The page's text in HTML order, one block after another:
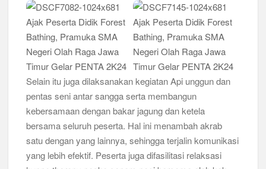
Selain itu juga dilaksanakan kegiatan Api unggun dan
pentas seni antar sangga serta membangun
kebersamaan dengan bakar jagung dan ketela
bersama seluruh peserta. Hal ini menambah akrab
satu dengan yang lainnya, sehingga terjalin komunikasi
yang lebih efektif. Peserta juga difasilitasi relaksasi